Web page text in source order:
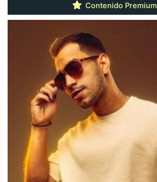
Contenido Premium